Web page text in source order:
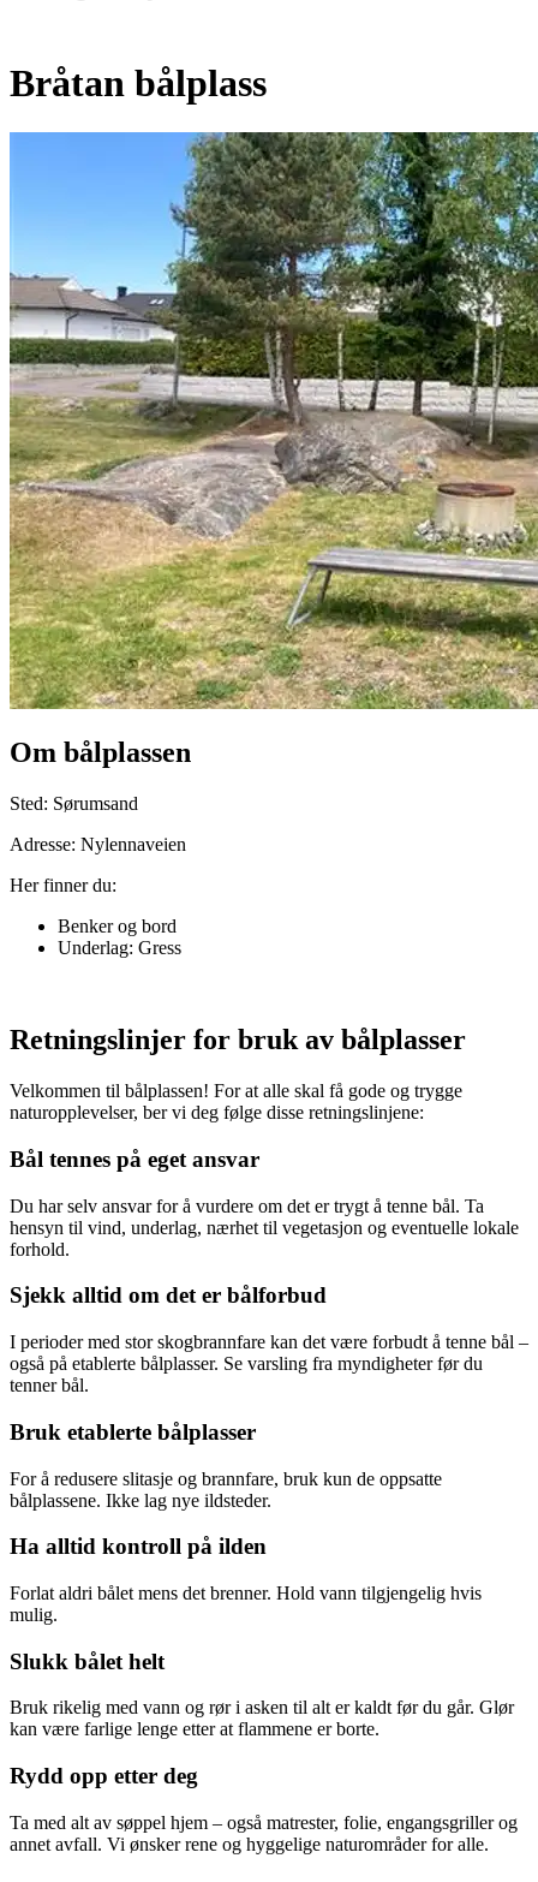
Bråtan bålplass
Om bålplassen
Sted: Sørumsand
Adresse: Nylennaveien
Her finner du:
Benker og bord
Underlag: Gress
Retningslinjer for bruk av bålplasser
Velkommen til bålplassen! For at alle skal få gode og trygge
naturopplevelser, ber vi deg følge disse retningslinjene:
Bål tennes på eget ansvar
Du har selv ansvar for å vurdere om det er trygt å tenne bål. Ta
hensyn til vind, underlag, nærhet til vegetasjon og eventuelle lokale
forhold.
Sjekk alltid om det er bålforbud
I perioder med stor skogbrannfare kan det være forbudt å tenne bål –
også på etablerte bålplasser. Se varsling fra myndigheter før du
tenner bål.
Bruk etablerte bålplasser
For å redusere slitasje og brannfare, bruk kun de oppsatte
bålplassene. Ikke lag nye ildsteder.
Ha alltid kontroll på ilden
Forlat aldri bålet mens det brenner. Hold vann tilgjengelig hvis
mulig.
Slukk bålet helt
Bruk rikelig med vann og rør i asken til alt er kaldt før du går. Glør
kan være farlige lenge etter at flammene er borte.
Rydd opp etter deg
Ta med alt av søppel hjem – også matrester, folie, engangsgriller og
annet avfall. Vi ønsker rene og hyggelige naturområder for alle.